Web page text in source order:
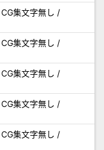
集文字無し /
集文字無し /
集文字無し /
集文字無し /
集文字無し /